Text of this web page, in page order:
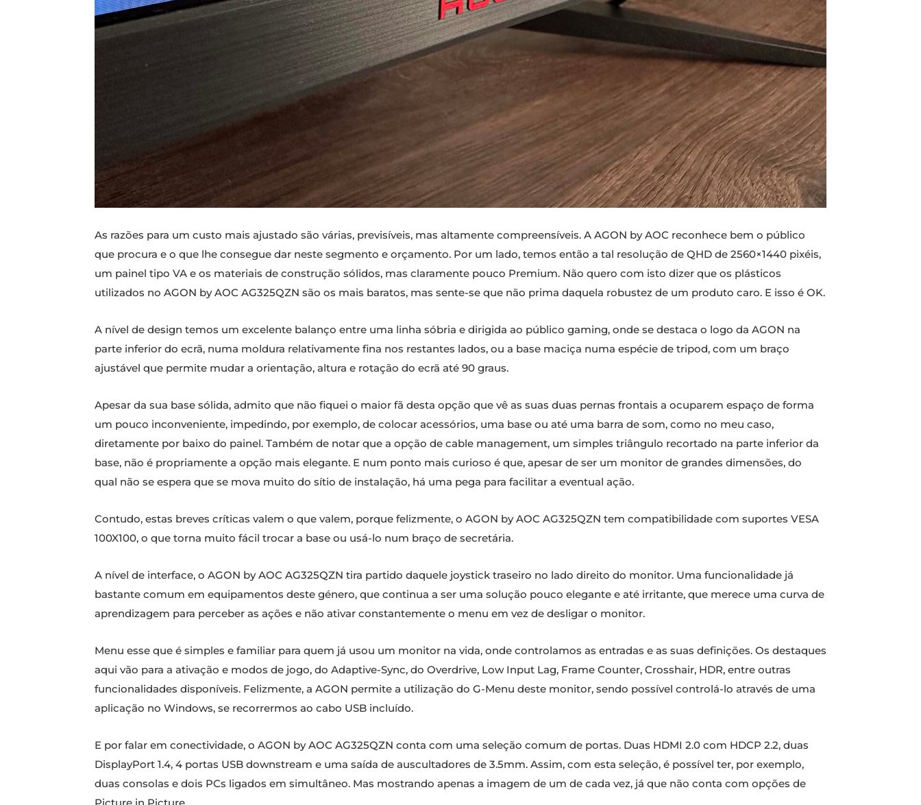
As razões para um custo mais ajustado são várias, previsíveis, mas altamente compreensíveis. A AGON by AOC reconhece bem o público
que procura e o que lhe consegue dar neste segmento e orçamento. Por um lado, temos então a tal resolução de QHD de 2560×1440 pixéis,
um painel tipo VA e os materiais de construção sólidos, mas claramente pouco Premium. Não quero com isto dizer que os plásticos
utilizados no AGON by AOC AG325QZN são os mais baratos, mas sente-se que não prima daquela robustez de um produto caro. E isso é OK.
A nível de design temos um excelente balanço entre uma linha sóbria e dirigida ao público gaming, onde se destaca o logo da AGON na
parte inferior do ecrã, numa moldura relativamente fina nos restantes lados, ou a base maciça numa espécie de tripod, com um braço
ajustável que permite mudar a orientação, altura e rotação do ecrã até 90 graus.
Apesar da sua base sólida, admito que não fiquei o maior fã desta opção que vê as suas duas pernas frontais a ocuparem espaço de forma
um pouco inconveniente, impedindo, por exemplo, de colocar acessórios, uma base ou até uma barra de som, como no meu caso,
diretamente por baixo do painel. Também de notar que a opção de cable management, um simples triângulo recortado na parte inferior da
base, não é propriamente a opção mais elegante. E num ponto mais curioso é que, apesar de ser um monitor de grandes dimensões, do
qual não se espera que se mova muito do sítio de instalação, há uma pega para facilitar a eventual ação.
Contudo, estas breves críticas valem o que valem, porque felizmente, o AGON by AOC AG325QZN tem compatibilidade com suportes VESA
100X100, o que torna muito fácil trocar a base ou usá-lo num braço de secretária.
A nível de interface, o AGON by AOC AG325QZN tira partido daquele joystick traseiro no lado direito do monitor. Uma funcionalidade já
bastante comum em equipamentos deste género, que continua a ser uma solução pouco elegante e até irritante, que merece uma curva de
aprendizagem para perceber as ações e não ativar constantemente o menu em vez de desligar o monitor.
Menu esse que é simples e familiar para quem já usou um monitor na vida, onde controlamos as entradas e as suas definições. Os destaques
aqui vão para a ativação e modos de jogo, do Adaptive-Sync, do Overdrive, Low Input Lag, Frame Counter, Crosshair, HDR, entre outras
funcionalidades disponíveis. Felizmente, a AGON permite a utilização do G-Menu deste monitor, sendo possível controlá-lo através de uma
aplicação no Windows, se recorrermos ao cabo USB incluído.
E por falar em conectividade, o AGON by AOC AG325QZN conta com uma seleção comum de portas. Duas HDMI 2.0 com HDCP 2.2, duas
DisplayPort 1.4, 4 portas USB downstream e uma saída de auscultadores de 3.5mm. Assim, com esta seleção, é possível ter, por exemplo,
duas consolas e dois PCs ligados em simultâneo. Mas mostrando apenas a imagem de um de cada vez, já que não conta com opções de